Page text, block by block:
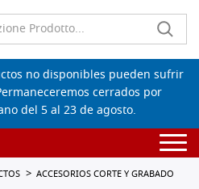
deseos vacía
no disponibles pueden sufrir
cerrados por
del 5 al 23 de agosto.
ACCESORIOS CORTE Y GRABADO